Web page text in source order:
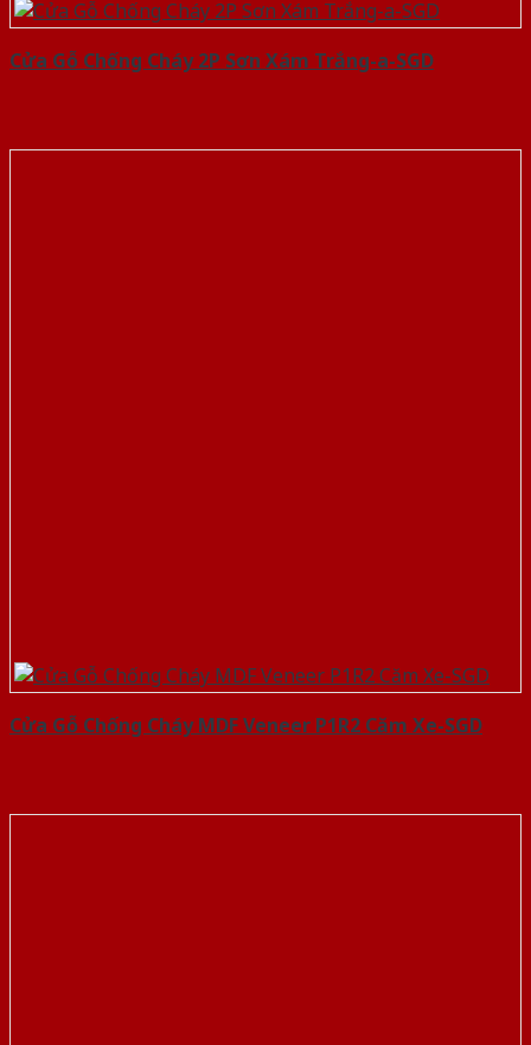
Cửa Gỗ Chống Cháy 2P Sơn Xám Trắng-a-SGD
Cửa Gỗ Chống Cháy MDF Veneer P1R2 Căm Xe-SGD